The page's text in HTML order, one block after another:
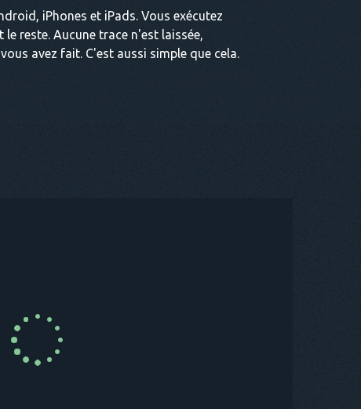
iPhones et iPads. Vous exécutez
reste. Aucune trace n'est laissée,
avez fait. C'est aussi simple que cela.
MAINTENANT